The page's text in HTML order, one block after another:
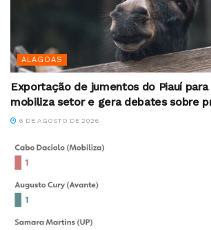
ALAGOAS
Exportação de jumentos do Piauí para
mobiliza setor e gera debates sobre
6 DE AGOSTO DE 2026